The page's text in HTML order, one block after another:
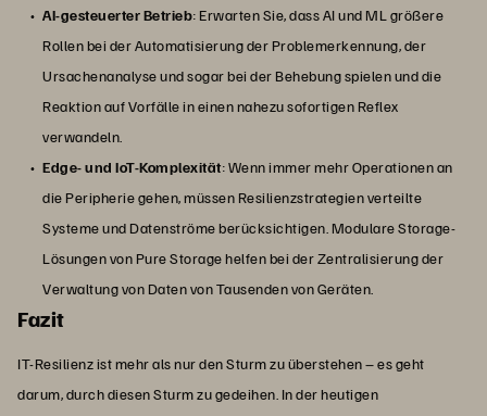
AI-gesteuerter Betrieb: Erwarten Sie, dass AI und ML größere
Rollen bei der Automatisierung der Problemerkennung, der
Ursachenanalyse und sogar bei der Behebung spielen und die
Reaktion auf Vorfälle in einen nahezu sofortigen Reflex
verwandeln.
Edge- und IoT-Komplexität: Wenn immer mehr Operationen an
die Peripherie gehen, müssen Resilienzstrategien verteilte
Systeme und Datenströme berücksichtigen. Modulare Storage-
Lösungen von Pure Storage helfen bei der Zentralisierung der
Verwaltung von Daten von Tausenden von Geräten.
Fazit
IT-Resilienz ist mehr als nur den Sturm zu überstehen – es geht
darum, durch diesen Sturm zu gedeihen. In der heutigen